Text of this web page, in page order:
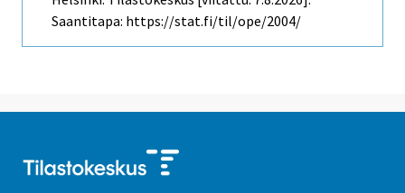
Saantitapa: https://stat.fi/til/ope/2004/